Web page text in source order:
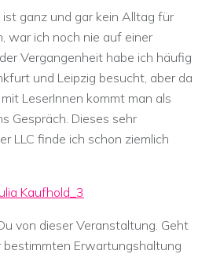
ist ganz und gar kein Alltag für
war ich noch nie auf einer
Vergangenheit habe ich häufig
und Leipzig besucht, aber da
LeserInnen kommt man als
Gespräch. Dieses sehr
LLC finde ich schon ziemlich
von dieser Veranstaltung. Geht
bestimmten Erwartungshaltung